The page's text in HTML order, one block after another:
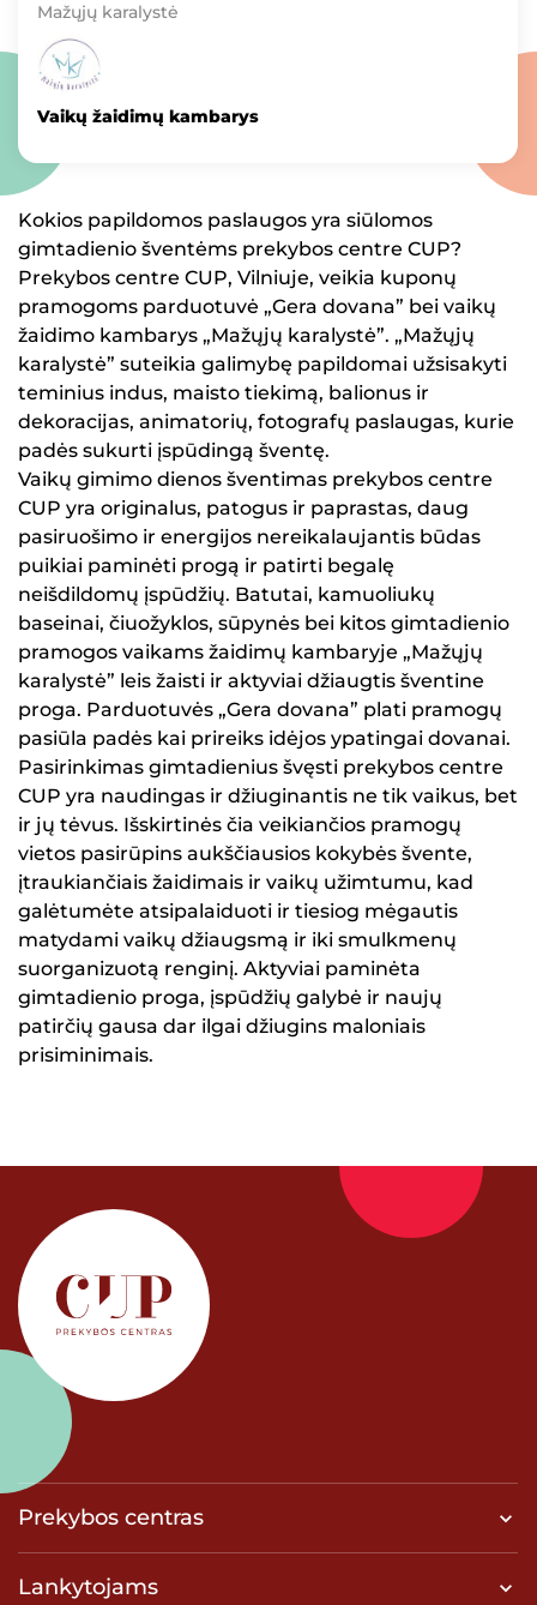
Mažųjų karalystė
Vaikų žaidimų kambarys
Kokios papildomos paslaugos yra siūlomos
gimtadienio šventėms prekybos centre CUP?
Prekybos centre CUP, Vilniuje, veikia kuponų
pramogoms parduotuvė „Gera dovana” bei vaikų
žaidimo kambarys „Mažųjų karalystė”. „Mažųjų
karalystė” suteikia galimybę papildomai užsisakyti
teminius indus, maisto tiekimą, balionus ir
dekoracijas, animatorių, fotografų paslaugas, kurie
padės sukurti įspūdingą šventę.
Vaikų gimimo dienos šventimas prekybos centre
CUP yra originalus, patogus ir paprastas, daug
pasiruošimo ir energijos nereikalaujantis būdas
puikiai paminėti progą ir patirti begalę
neišdildomų įspūdžių. Batutai, kamuoliukų
baseinai, čiuožyklos, sūpynės bei kitos gimtadienio
pramogos vaikams žaidimų kambaryje „Mažųjų
karalystė” leis žaisti ir aktyviai džiaugtis šventine
proga. Parduotuvės „Gera dovana” plati pramogų
pasiūla padės kai prireiks idėjos ypatingai dovanai.
Pasirinkimas gimtadienius švęsti prekybos centre
CUP yra naudingas ir džiuginantis ne tik vaikus, bet
ir jų tėvus. Išskirtinės čia veikiančios pramogų
vietos pasirūpins aukščiausios kokybės švente,
įtraukiančiais žaidimais ir vaikų užimtumu, kad
galėtumėte atsipalaiduoti ir tiesiog mėgautis
matydami vaikų džiaugsmą ir iki smulkmenų
suorganizuotą renginį. Aktyviai paminėta
gimtadienio proga, įspūdžių galybė ir naujų
patirčių gausa dar ilgai džiugins maloniais
prisiminimais.
Prekybos centras
Lankytojams